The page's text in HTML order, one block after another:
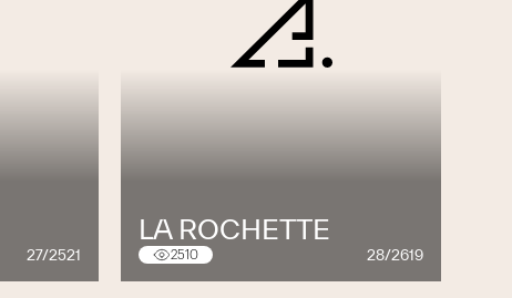
27/2521
LA ROCHETTE
2510 28/2619